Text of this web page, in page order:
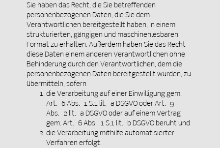
Sie haben das Recht, die Sie betreffenden
personenbezogenen Daten, die Sie dem
Verantwortlichen bereitgestellt haben, in einem
strukturierten, gängigen und maschinenlesbaren
Format zu erhalten. Außerdem haben Sie das Recht
diese Daten einem anderen Verantwortlichen ohne
Behinderung durch den Verantwortlichen, dem die
personenbezogenen Daten bereitgestellt wurden, zu
übermitteln, sofern
die Verarbeitung auf einer Einwilligung gem.
Art. 6 Abs. 1 S.1 lit. a DSGVO oder Art. 9
Abs. 2 lit. a DSGVO oder auf einem Vertrag
gem. Art. 6 Abs. 1 S.1 lit. b DSGVO beruht und
die Verarbeitung mithilfe automatisierter
Verfahren erfolgt.